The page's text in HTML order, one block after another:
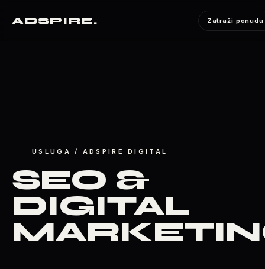
ADSPIRE. Zatraži ponudu
USLUGA / ADSPIRE DIGITAL
SEO &
DIGITAL